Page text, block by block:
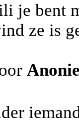
je bent
ze is